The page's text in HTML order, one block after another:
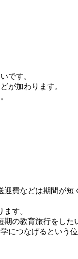
です。
が加わります。
費などは期間が短
す。
の教育旅行をした
つなげるという